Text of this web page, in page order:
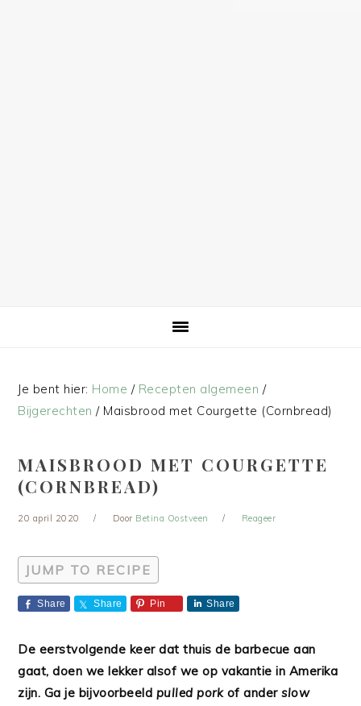
Je bent hier: Home / Recepten algemeen /
Bijgerechten /Maisbrood met Courgette (Cornbread)
MAISBROOD MET COURGETTE
(CORNBREAD)
20 april 2020 Door Betina Oostveen Reageer
JUMP TO RECIPE
Share Share Pin Share
De eerstvolgende keer dat thuis de barbecue aan
gaat, doen we lekker alsof we op vakantie in Amerika
zijn. Ga je bijvoorbeeld pulled porkof anderslow